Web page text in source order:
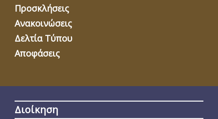
Προσκλήσεις
Ανακοινώσεις
Δελτία Τύπου
Αποφάσεις
Διοίκηση